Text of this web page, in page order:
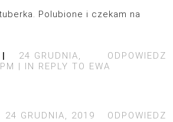
Polubione i czekam na
ODPOWIEDZ
24 GRUDNIA,
IN REPLY TO EWA
ODPOWIEDZ
24 GRUDNIA, 2019